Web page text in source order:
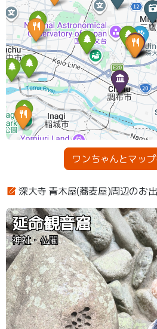
ワンちゃんとマッ
深大寺 青木屋(蕎麦屋)周辺のお
延命観音窟
神社・仏閣